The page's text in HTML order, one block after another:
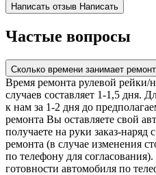
Написать отзыв Написать
Частые вопросы
Сколько времени занимает
Время ремонта рулевой рейки/
случаев составляет 1-1,5 дня.
к нам за 1-2 дня до
ремонта Вы оставляете свой
получаете на руки заказ-наряд
ремонта (в случае изменения
по телефону для
готовности автомобиля по